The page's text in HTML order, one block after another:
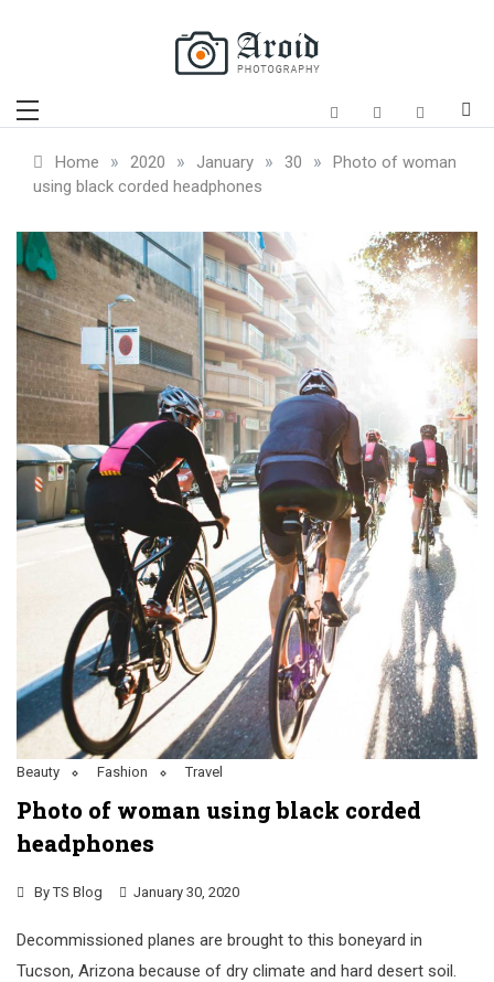
Aroid
Home » 2020 » January » 30 »
Photo of woman
using black corded headphones
Beauty Fashion Travel
Photo of woman using black corded
headphones
ByTS Blog January 30, 2020
Decommissioned planes are brought to this boneyard in
Tucson, Arizona because of dry climate and hard desert soil.